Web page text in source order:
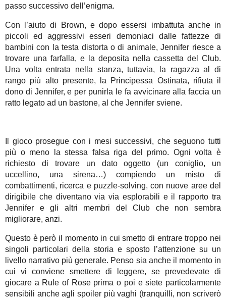
passo successivo dell’enigma.
Con l’aiuto di Brown, e dopo essersi imbattuta anche in
piccoli ed aggressivi esseri demoniaci dalle fattezze di
bambini con la testa distorta o di animale, Jennifer riesce a
trovare una farfalla, e la deposita nella cassetta del Club.
Una volta entrata nella stanza, tuttavia, la ragazza al di
rango più alto presente, la Principessa Ostinata, rifiuta il
dono di Jennifer, e per punirla le fa avvicinare alla faccia un
ratto legato ad un bastone, al che Jennifer sviene.
Il gioco prosegue con i mesi successivi, che seguono tutti
più o meno la stessa falsa riga del primo. Ogni volta è
richiesto di trovare un dato oggetto (un coniglio, un
uccellino, una sirena…) compiendo un misto di
combattimenti, ricerca e puzzle-solving, con nuove aree del
dirigibile che diventano via via esplorabili e il rapporto tra
Jennifer e gli altri membri del Club che non sembra
migliorare, anzi.
Questo è però il momento in cui smetto di entrare troppo nei
singoli particolari della storia e sposto l’attenzione su un
livello narrativo più generale. Penso sia anche il momento in
cui vi conviene smettere di leggere, se prevedevate di
giocare a Rule of Rose prima o poi e siete particolarmente
sensibili anche agli spoiler più vaghi (tranquilli, non scriverò